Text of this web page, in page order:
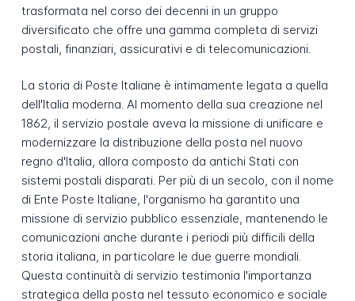
trasformata nel corso dei decenni in un gruppo
diversificato che offre una gamma completa di servizi
postali, finanziari, assicurativi e di telecomunicazioni.
La storia di Poste Italiane è intimamente legata a quella
dell'Italia moderna. Al momento della sua creazione nel
1862, il servizio postale aveva la missione di unificare e
modernizzare la distribuzione della posta nel nuovo
regno d'Italia, allora composto da antichi Stati con
sistemi postali disparati. Per più di un secolo, con il nome
di Ente Poste Italiane, l'organismo ha garantito una
missione di servizio pubblico essenziale, mantenendo le
comunicazioni anche durante i periodi più difficili della
storia italiana, in particolare le due guerre mondiali.
Questa continuità di servizio testimonia l'importanza
strategica della posta nel tessuto economico e sociale